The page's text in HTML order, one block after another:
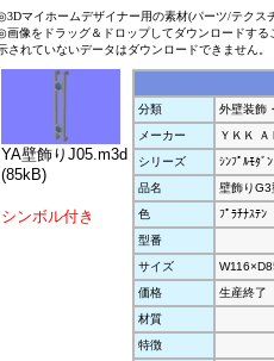
マイホームデザイナー用の素材(パーツ/テクス
画像をドラッグ＆ドロップしてダウンロードす
されていないデータはダウンロードできません。
YA壁飾りJ05.m3d
(85kB)
シンボル付き
分類
外壁装飾
メーカー
ＹＫＫ Ａ
シリーズ
ｼﾝﾌﾟﾙﾓﾀﾞﾝ
品名
壁飾りG3
色
ﾌﾟﾗﾁﾅｽﾃﾝ
型番
サイズ
価格
生産終了
材質
特徴